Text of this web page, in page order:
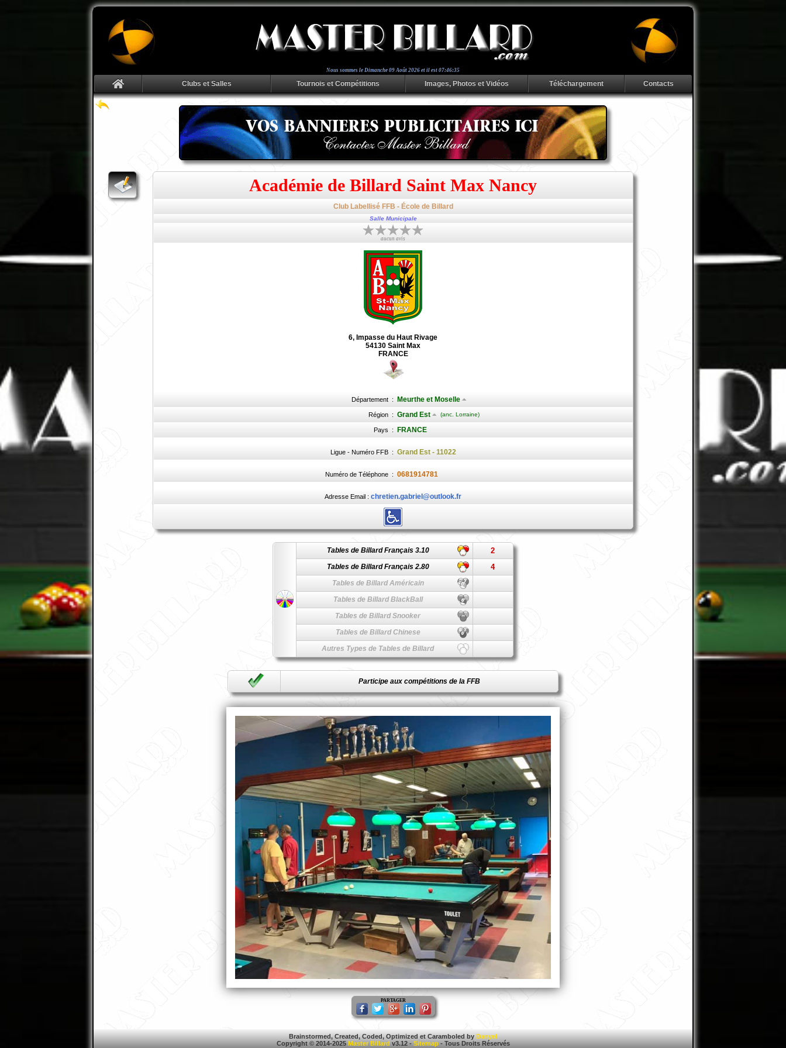
Nous sommes le Dimanche 09 Août 2026 et il est 07:46:35
Clubs et Salles Tournois et Compétitions Images, Photos et Vidéos Téléchargement Contacts
Académie de Billard Saint Max Nancy
Club Labellisé FFB - École de Billard
Salle Municipale
aucun avis
6, Impasse du Haut Rivage
54130 Saint Max
FRANCE
Département : Meurthe et Moselle
Région : Grand Est (anc. Lorraine)
Pays : FRANCE
Ligue - Numéro FFB : Grand Est - 11022
Numéro de Téléphone : 0681914781
Adresse Email : chretien.gabriel@outlook.fr
Tables de Billard Français 3.10 2
Tables de Billard Français 2.80 4
Tables de Billard Américain
Tables de Billard BlackBall
Tables de Billard Snooker
Tables de Billard Chinese
Autres Types de Tables de Billard
Participe aux compétitions de la FFB
PARTAGER
Brainstormed, Created, Coded, Optimized et Caramboled by Danyel
Copyright © 2014-2025Master Billardv3.12 -Sitemap- Tous Droits Réservés